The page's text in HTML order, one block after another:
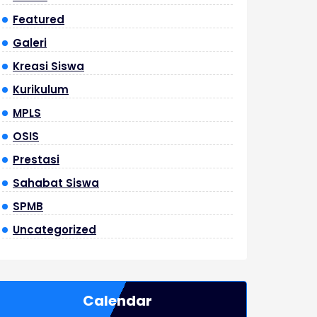
Featured
Galeri
Kreasi Siswa
Kurikulum
MPLS
OSIS
Prestasi
Sahabat Siswa
SPMB
Uncategorized
Calendar